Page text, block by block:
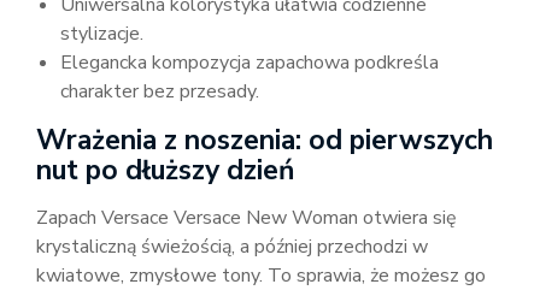
stylizacje.
Elegancka kompozycja zapachowa podkreśla
charakter bez przesady.
Wrażenia z noszenia: od pierwszych
nut po dłuższy dzień
Zapach Versace Versace New Woman otwiera się
krystaliczną świeżością, a później przechodzi w
kwiatowe, zmysłowe tony. To sprawia, że możesz go